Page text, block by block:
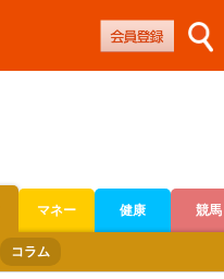
マネー 健康 競馬
コラム